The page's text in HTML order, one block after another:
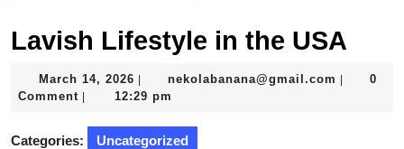
Lavish Lifestyle in the USA
March 14, 2026 March
14,
nekolabanana@gmail.com
0
Comment
12:29 pm
Categories: Uncategorized